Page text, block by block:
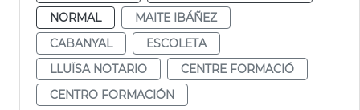
NORMAL
MAITE IBÁÑEZ
CABANYAL
ESCOLETA
LLUÏSA NOTARIO
CENTRE FORMACIÓ
CENTRO FORMACIÓN